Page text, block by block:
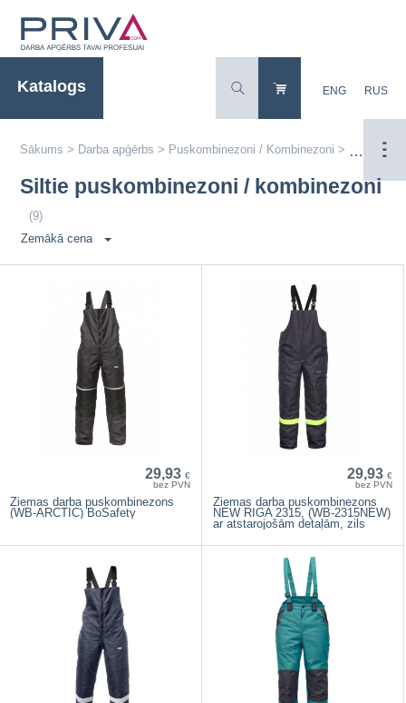
Katalogs ENG RUS
Sākums > Darba apģērbs > Puskombinezoni / Kombinezoni > Siltie
Siltie puskombinezoni / kombinezoni
(9)
Zemākā cena
29,93 €
bez PVN
Ziemas darba puskombinezons
(WB-ARCTIC) BoSafety
29,93 €
bez PVN
Ziemas darba puskombinezons
NEW RIGA 2315, (WB-2315NEW)
ar atstarojošām detaļām, zils